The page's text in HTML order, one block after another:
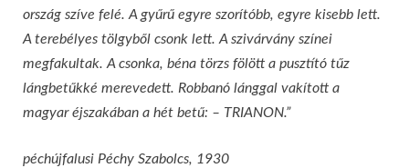
ország szíve felé. A gyűrű egyre szorítóbb, egyre kisebb lett.
A terebélyes tölgyből csonk lett. A szivárvány színei
megfakultak. A csonka, béna törzs fölött a pusztító tűz
lángbetűkké merevedett. Robbanó lánggal vakított a
magyar éjszakában a hét betű: – TRIANON.”
péchújfalusi Péchy Szabolcs, 1930